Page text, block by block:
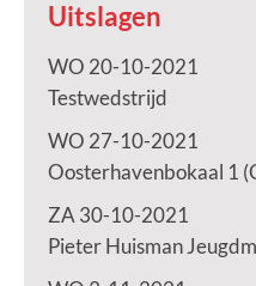
Uitslagen
WO 20-10-2021
Testwedstrijd
WO 27-10-2021
Oosterhavenbokaal 1
ZA 30-10-2021
Pieter Huisman